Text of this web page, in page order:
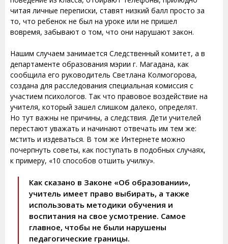
читая личные переписки, ставят низкий балл просто за
то, что ребенок не был на уроке или не пришел
вовремя, забывают о том, что они нарушают закон.
Нашим случаем занимается Следственный комитет, а в
департаменте образования мэрии г. Магадана, как
сообщила его руководитель Светлана Колмогорова,
создана для расследования специальная комиссия с
участием психологов. Так что правовое воздействие на
учителя, который зашел слишком далеко, определят.
Но тут важны не причины, а следствия. Дети учителей
перестают уважать и начинают отвечать им тем же:
мстить и издеваться. В том же Интернете можно
почерпнуть советы, как поступать в подобных случаях,
к примеру, «10 способов отшить училку».
Как сказано в Законе «Об образовании»,
учитель имеет право выбирать, а также
использовать методики обучения и
воспитания на свое усмотрение. Самое
главное, чтобы не были нарушены
педагогические границы.